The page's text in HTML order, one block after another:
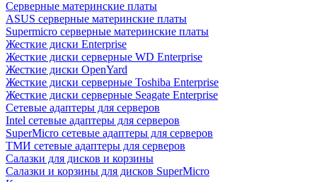
Серверные материнские платы
ASUS серверные материнские платы
Supermicro серверные материнские платы
Жесткие диски Enterprise
Жесткие диски серверные WD Enterprise
Жесткие диски OpenYard
Жесткие диски серверные Toshiba Enterprise
Жесткие диски серверные Seagate Enterprise
Сетевые адаптеры для серверов
Intel сетевые адаптеры для серверов
SuperMicro сетевые адаптеры для серверов
ТМИ сетевые адаптеры для серверов
Салазки для дисков и корзины
Салазки и корзины для дисков SuperMicro